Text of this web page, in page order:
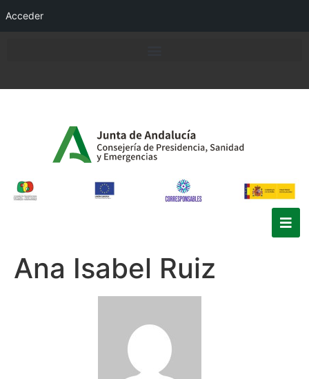
Acceder
Ana Isabel Ruiz